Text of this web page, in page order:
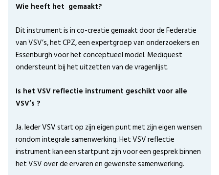
Wie heeft het gemaakt?
Dit instrument is in co-creatie gemaakt door de Federatie
van VSV’s, het CPZ, een expertgroep van onderzoekers en
Essenburgh voor het conceptueel model. Mediquest
ondersteunt bij het uitzetten van de vragenlijst.
Is het VSV reflectie instrument geschikt voor alle
VSV’s ?
Ja. Ieder VSV start op zijn eigen punt met zijn eigen wensen
rondom integrale samenwerking. Het VSV reflectie
instrument kan een startpunt zijn voor een gesprek binnen
het VSV over de ervaren en gewenste samenwerking.